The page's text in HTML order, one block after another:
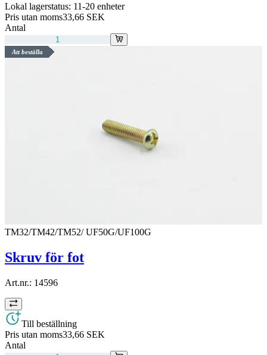
Lokal lagerstatus: 11-20 enheter
Pris utan moms33,66 SEK
Antal
Att beställa
TM32/TM42/TM52/ UF50G/UF100G
Skruv för fot
Art.nr.: 14596
Till beställning
Pris utan moms33,66 SEK
Antal